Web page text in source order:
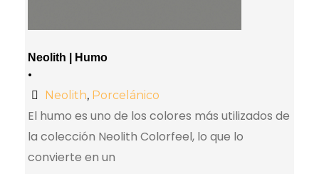
Neolith | Humo
•
Neolith, Porcelánico
El humo es uno de los colores más utilizados de
la colección Neolith Colorfeel, lo que lo
convierte en un